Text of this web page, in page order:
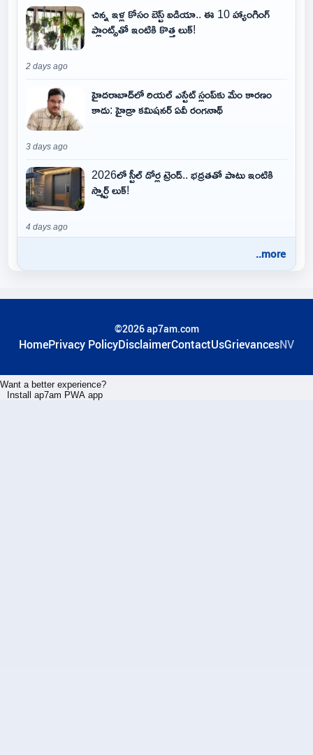
చిన్న ఇళ్ల కోసం బెస్ట్ ఐడియా.. ఈ 10 హ్యాంగింగ్
ప్లాంట్స్‌తో ఇంటికి కొత్త లుక్!
2 days ago
హైదరాబాద్‌లో రియల్ ఎస్టేట్ స్లంప్‌కు మేం కారణం
కాదు: హైడ్రా కమిషనర్ ఏవీ రంగనాథ్
3 days ago
2026లో స్టీల్ డోర్ల ట్రెండ్.. భద్రతతో పాటు ఇంటికి
స్మార్ట్ లుక్!
4 days ago
..more
©2026 ap7am.com
HomePrivacy PolicyDisclaimerContactUsGrievancesNV
Want a better experience?
Install ap7am PWA app